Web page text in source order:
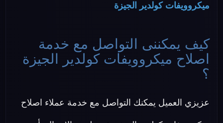
ميكروويفات كولدير الجيزة
كيف يمكننى التواصل مع خدمة
اصلاح ميكروويفات كولدير الجيزة
؟
عزيزي العميل يمكنك التواصل مع خدمة عملاء اصلاح